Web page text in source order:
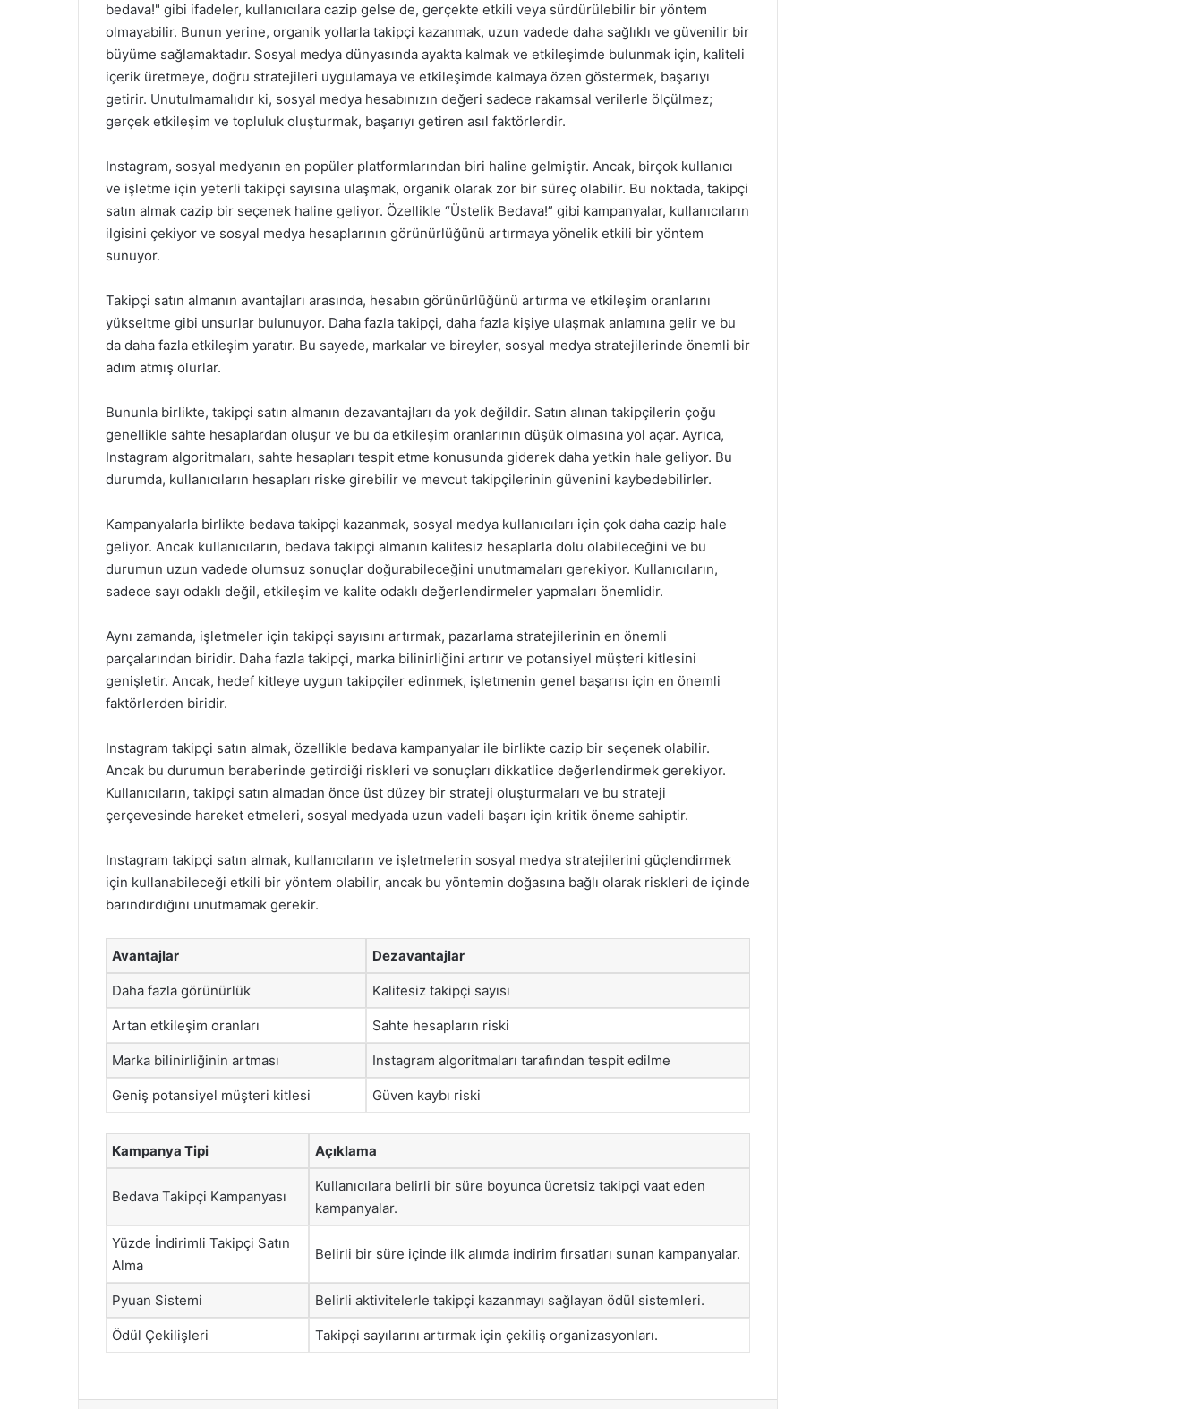
bedava!" gibi ifadeler, kullanıcılara cazip gelse de, gerçekte etkili veya sürdürülebilir bir yöntem
olmayabilir. Bunun yerine, organik yollarla takipçi kazanmak, uzun vadede daha sağlıklı ve güvenilir bir
büyüme sağlamaktadır. Sosyal medya dünyasında ayakta kalmak ve etkileşimde bulunmak için, kaliteli
içerik üretmeye, doğru stratejileri uygulamaya ve etkileşimde kalmaya özen göstermek, başarıyı
getirir. Unutulmamalıdır ki, sosyal medya hesabınızın değeri sadece rakamsal verilerle ölçülmez;
gerçek etkileşim ve topluluk oluşturmak, başarıyı getiren asıl faktörlerdir.
Instagram, sosyal medyanın en popüler platformlarından biri haline gelmiştir. Ancak, birçok kullanıcı
ve işletme için yeterli takipçi sayısına ulaşmak, organik olarak zor bir süreç olabilir. Bu noktada, takipçi
satın almak cazip bir seçenek haline geliyor. Özellikle “Üstelik Bedava!” gibi kampanyalar, kullanıcıların
ilgisini çekiyor ve sosyal medya hesaplarının görünürlüğünü artırmaya yönelik etkili bir yöntem
sunuyor.
Takipçi satın almanın avantajları arasında, hesabın görünürlüğünü artırma ve etkileşim oranlarını
yükseltme gibi unsurlar bulunuyor. Daha fazla takipçi, daha fazla kişiye ulaşmak anlamına gelir ve bu
da daha fazla etkileşim yaratır. Bu sayede, markalar ve bireyler, sosyal medya stratejilerinde önemli bir
adım atmış olurlar.
Bununla birlikte, takipçi satın almanın dezavantajları da yok değildir. Satın alınan takipçilerin çoğu
genellikle sahte hesaplardan oluşur ve bu da etkileşim oranlarının düşük olmasına yol açar. Ayrıca,
Instagram algoritmaları, sahte hesapları tespit etme konusunda giderek daha yetkin hale geliyor. Bu
durumda, kullanıcıların hesapları riske girebilir ve mevcut takipçilerinin güvenini kaybedebilirler.
Kampanyalarla birlikte bedava takipçi kazanmak, sosyal medya kullanıcıları için çok daha cazip hale
geliyor. Ancak kullanıcıların, bedava takipçi almanın kalitesiz hesaplarla dolu olabileceğini ve bu
durumun uzun vadede olumsuz sonuçlar doğurabileceğini unutmamaları gerekiyor. Kullanıcıların,
sadece sayı odaklı değil, etkileşim ve kalite odaklı değerlendirmeler yapmaları önemlidir.
Aynı zamanda, işletmeler için takipçi sayısını artırmak, pazarlama stratejilerinin en önemli
parçalarından biridir. Daha fazla takipçi, marka bilinirliğini artırır ve potansiyel müşteri kitlesini
genişletir. Ancak, hedef kitleye uygun takipçiler edinmek, işletmenin genel başarısı için en önemli
faktörlerden biridir.
Instagram takipçi satın almak, özellikle bedava kampanyalar ile birlikte cazip bir seçenek olabilir.
Ancak bu durumun beraberinde getirdiği riskleri ve sonuçları dikkatlice değerlendirmek gerekiyor.
Kullanıcıların, takipçi satın almadan önce üst düzey bir strateji oluşturmaları ve bu strateji
çerçevesinde hareket etmeleri, sosyal medyada uzun vadeli başarı için kritik öneme sahiptir.
Instagram takipçi satın almak, kullanıcıların ve işletmelerin sosyal medya stratejilerini güçlendirmek
için kullanabileceği etkili bir yöntem olabilir, ancak bu yöntemin doğasına bağlı olarak riskleri de içinde
barındırdığını unutmamak gerekir.
Avantajlar Dezavantajlar
Daha fazla görünürlük Kalitesiz takipçi sayısı
Artan etkileşim oranları Sahte hesapların riski
Marka bilinirliğinin artması Instagram algoritmaları tarafından tespit edilme
Geniş potansiyel müşteri kitlesi Güven kaybı riski
Kampanya Tipi Açıklama
Bedava Takipçi Kampanyası
Kullanıcılara belirli bir süre boyunca ücretsiz takipçi vaat eden
kampanyalar.
Yüzde İndirimli Takipçi Satın
Alma
Belirli bir süre içinde ilk alımda indirim fırsatları sunan kampanyalar.
Pyuan Sistemi Belirli aktivitelerle takipçi kazanmayı sağlayan ödül sistemleri.
Ödül Çekilişleri Takipçi sayılarını artırmak için çekiliş organizasyonları.